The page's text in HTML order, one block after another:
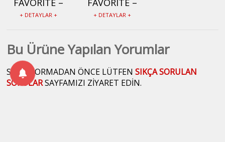
LOCA Albümü
+ DETAYLAR +
My Favorite
+ DETAYLAR +
Bu Ürüne Yapılan Yorumlar
SORU SORMADAN ÖNCE LÜTFENSIKÇA SORULAN
SORULARSAYFAMIZI ZİYARET EDİN.